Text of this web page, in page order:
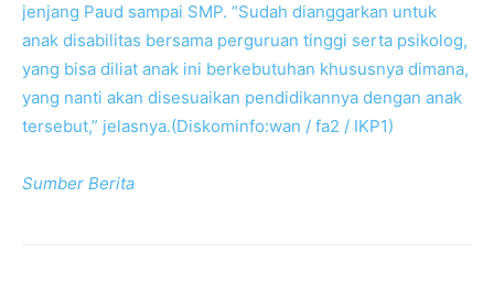
jenjang Paud sampai SMP. “Sudah dianggarkan untuk
anak disabilitas bersama perguruan tinggi serta psikolog,
yang bisa diliat anak ini berkebutuhan khususnya dimana,
yang nanti akan disesuaikan pendidikannya dengan anak
tersebut,” jelasnya.(Diskominfo:wan / fa2 / IKP1)
Sumber Berita